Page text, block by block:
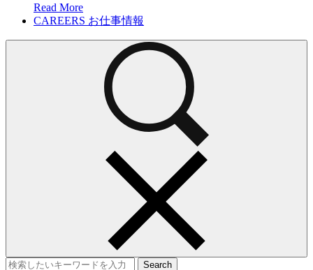
Read More
CAREERS お仕事情報